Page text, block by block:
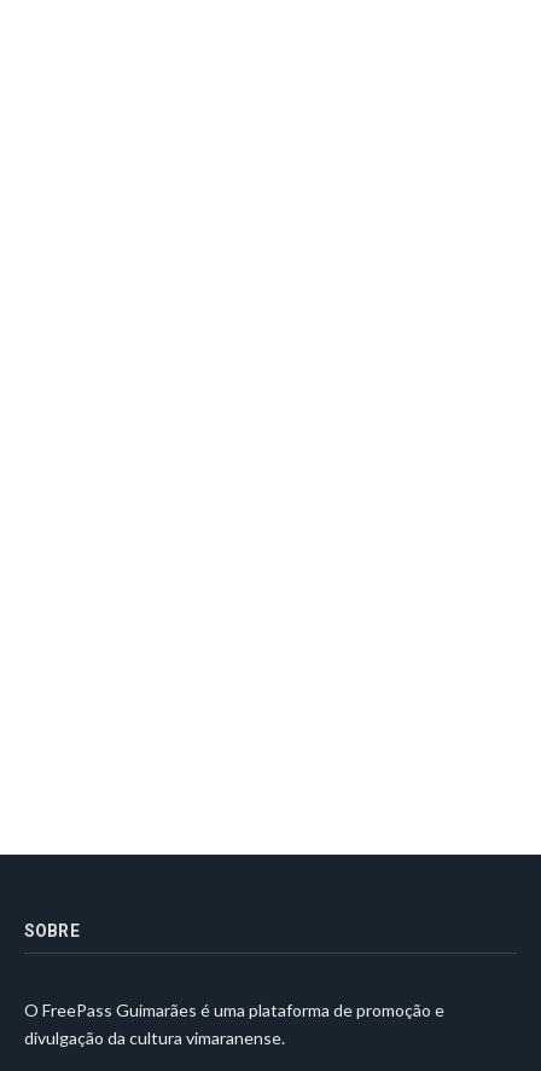
SOBRE
O FreePass Guimarães é uma plataforma de promoção e
divulgação da cultura vimaranense.